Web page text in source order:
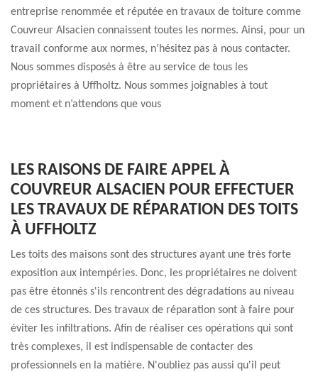
entreprise renommée et réputée en travaux de toiture comme
Couvreur Alsacien connaissent toutes les normes. Ainsi, pour un
travail conforme aux normes, n’hésitez pas à nous contacter.
Nous sommes disposés à être au service de tous les
propriétaires à Uffholtz. Nous sommes joignables à tout
moment et n’attendons que vous
LES RAISONS DE FAIRE APPEL À
COUVREUR ALSACIEN POUR EFFECTUER
LES TRAVAUX DE RÉPARATION DES TOITS
À UFFHOLTZ
Les toits des maisons sont des structures ayant une très forte
exposition aux intempéries. Donc, les propriétaires ne doivent
pas être étonnés s'ils rencontrent des dégradations au niveau
de ces structures. Des travaux de réparation sont à faire pour
éviter les infiltrations. Afin de réaliser ces opérations qui sont
très complexes, il est indispensable de contacter des
professionnels en la matière. N'oubliez pas aussi qu'il peut